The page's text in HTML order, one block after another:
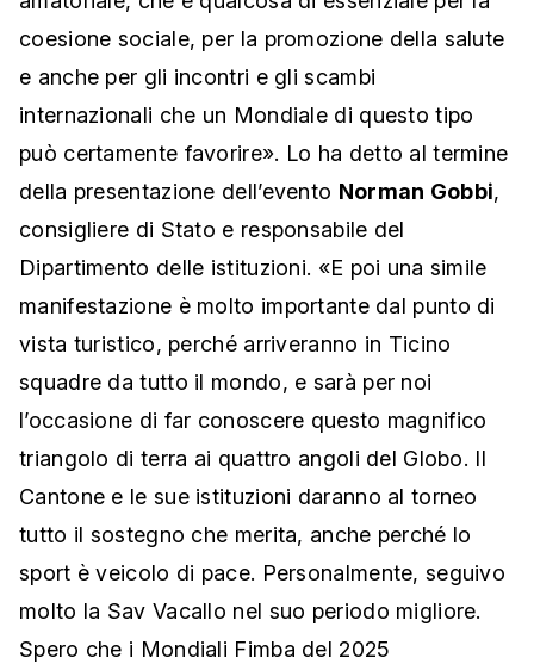
coesione sociale, per la promozione della salute
e anche per gli incontri e gli scambi
internazionali che un Mondiale di questo tipo
può certamente favorire». Lo ha detto al termine
della presentazione dell’evento Norman Gobbi,
consigliere di Stato e responsabile del
Dipartimento delle istituzioni. «E poi una simile
manifestazione è molto importante dal punto di
vista turistico, perché arriveranno in Ticino
squadre da tutto il mondo, e sarà per noi
l’occasione di far conoscere questo magnifico
triangolo di terra ai quattro angoli del Globo. Il
Cantone e le sue istituzioni daranno al torneo
tutto il sostegno che merita, anche perché lo
sport è veicolo di pace. Personalmente, seguivo
molto la Sav Vacallo nel suo periodo migliore.
Spero che i Mondiali Fimba del 2025